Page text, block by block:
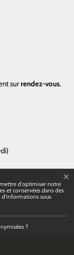
surrendez-vous.
d'optimiser notre
et conservées dans des
d'informations sous
?
×